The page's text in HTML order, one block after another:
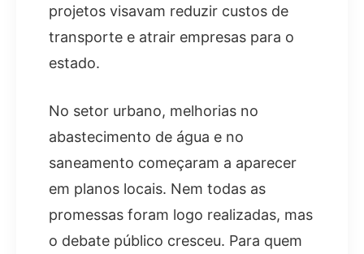
projetos visavam reduzir custos de
transporte e atrair empresas para o
estado.
No setor urbano, melhorias no
abastecimento de água e no
saneamento começaram a aparecer
em planos locais. Nem todas as
promessas foram logo realizadas, mas
o debate público cresceu. Para quem